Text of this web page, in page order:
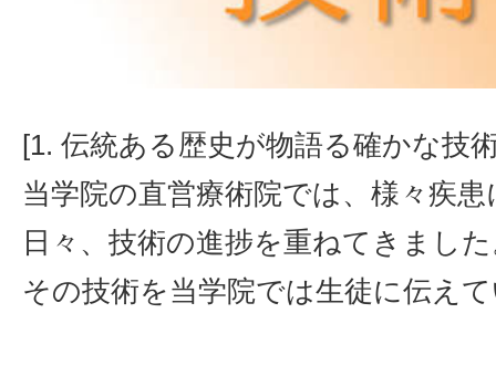
[1. 伝統ある歴史が物語る確かな技
当学院の直営療術院では、様々疾
日々、技術の進捗を重ねてきまし
その技術を当学院では生徒に伝え